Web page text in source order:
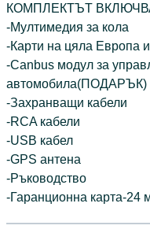
КОМПЛЕКТЪТ
-Мултимедия за кола
-Карти на цяла
-Canbus модул за
автомобила(ПОДАРЪК)
-Захранващи кабели
-RCA кабели
-USB кабел
-GPS антена
-Ръководство
-Гаранционна карта-24